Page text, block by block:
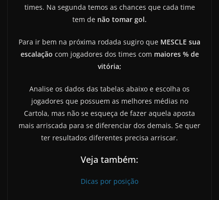
times. Na segunda temos as chances que cada time
tem de não tomar gol.
Para ir bem na próxima rodada sugiro que MESCLE sua
escalação com jogadores dos times com maiores % de
vitória;
Analise os dados das tabelas abaixo e escolha os
jogadores que possuem as melhores médias no
Cartola, mas não se esqueça de fazer aquela aposta
mais arriscada para se diferenciar dos demais. Se quer
ter resultados diferentes precisa arriscar.
Veja também:
Dicas por posição